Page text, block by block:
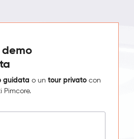
guidata o un tour privato con
Pimcore.